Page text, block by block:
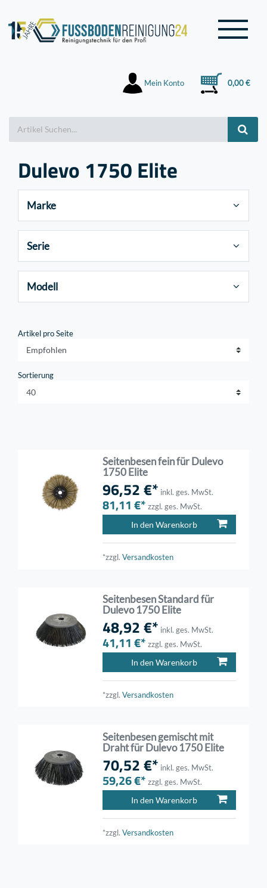
Mein Konto 0,00 €
Dulevo 1750 Elite
Marke
Serie
Modell
Artikel pro Seite
Sortierung
Seitenbesen fein für Dulevo
1750 Elite
96,52 €* inkl. ges. MwSt.
81,11 €* zzgl. ges. MwSt.
In den Warenkorb
*zzgl.Versandkosten
Seitenbesen Standard für
Dulevo 1750 Elite
48,92 €* inkl. ges. MwSt.
41,11 €* zzgl. ges. MwSt.
In den Warenkorb
*zzgl.Versandkosten
Seitenbesen gemischt mit
Draht für Dulevo 1750 Elite
70,52 €* inkl. ges. MwSt.
59,26 €* zzgl. ges. MwSt.
In den Warenkorb
*zzgl.Versandkosten